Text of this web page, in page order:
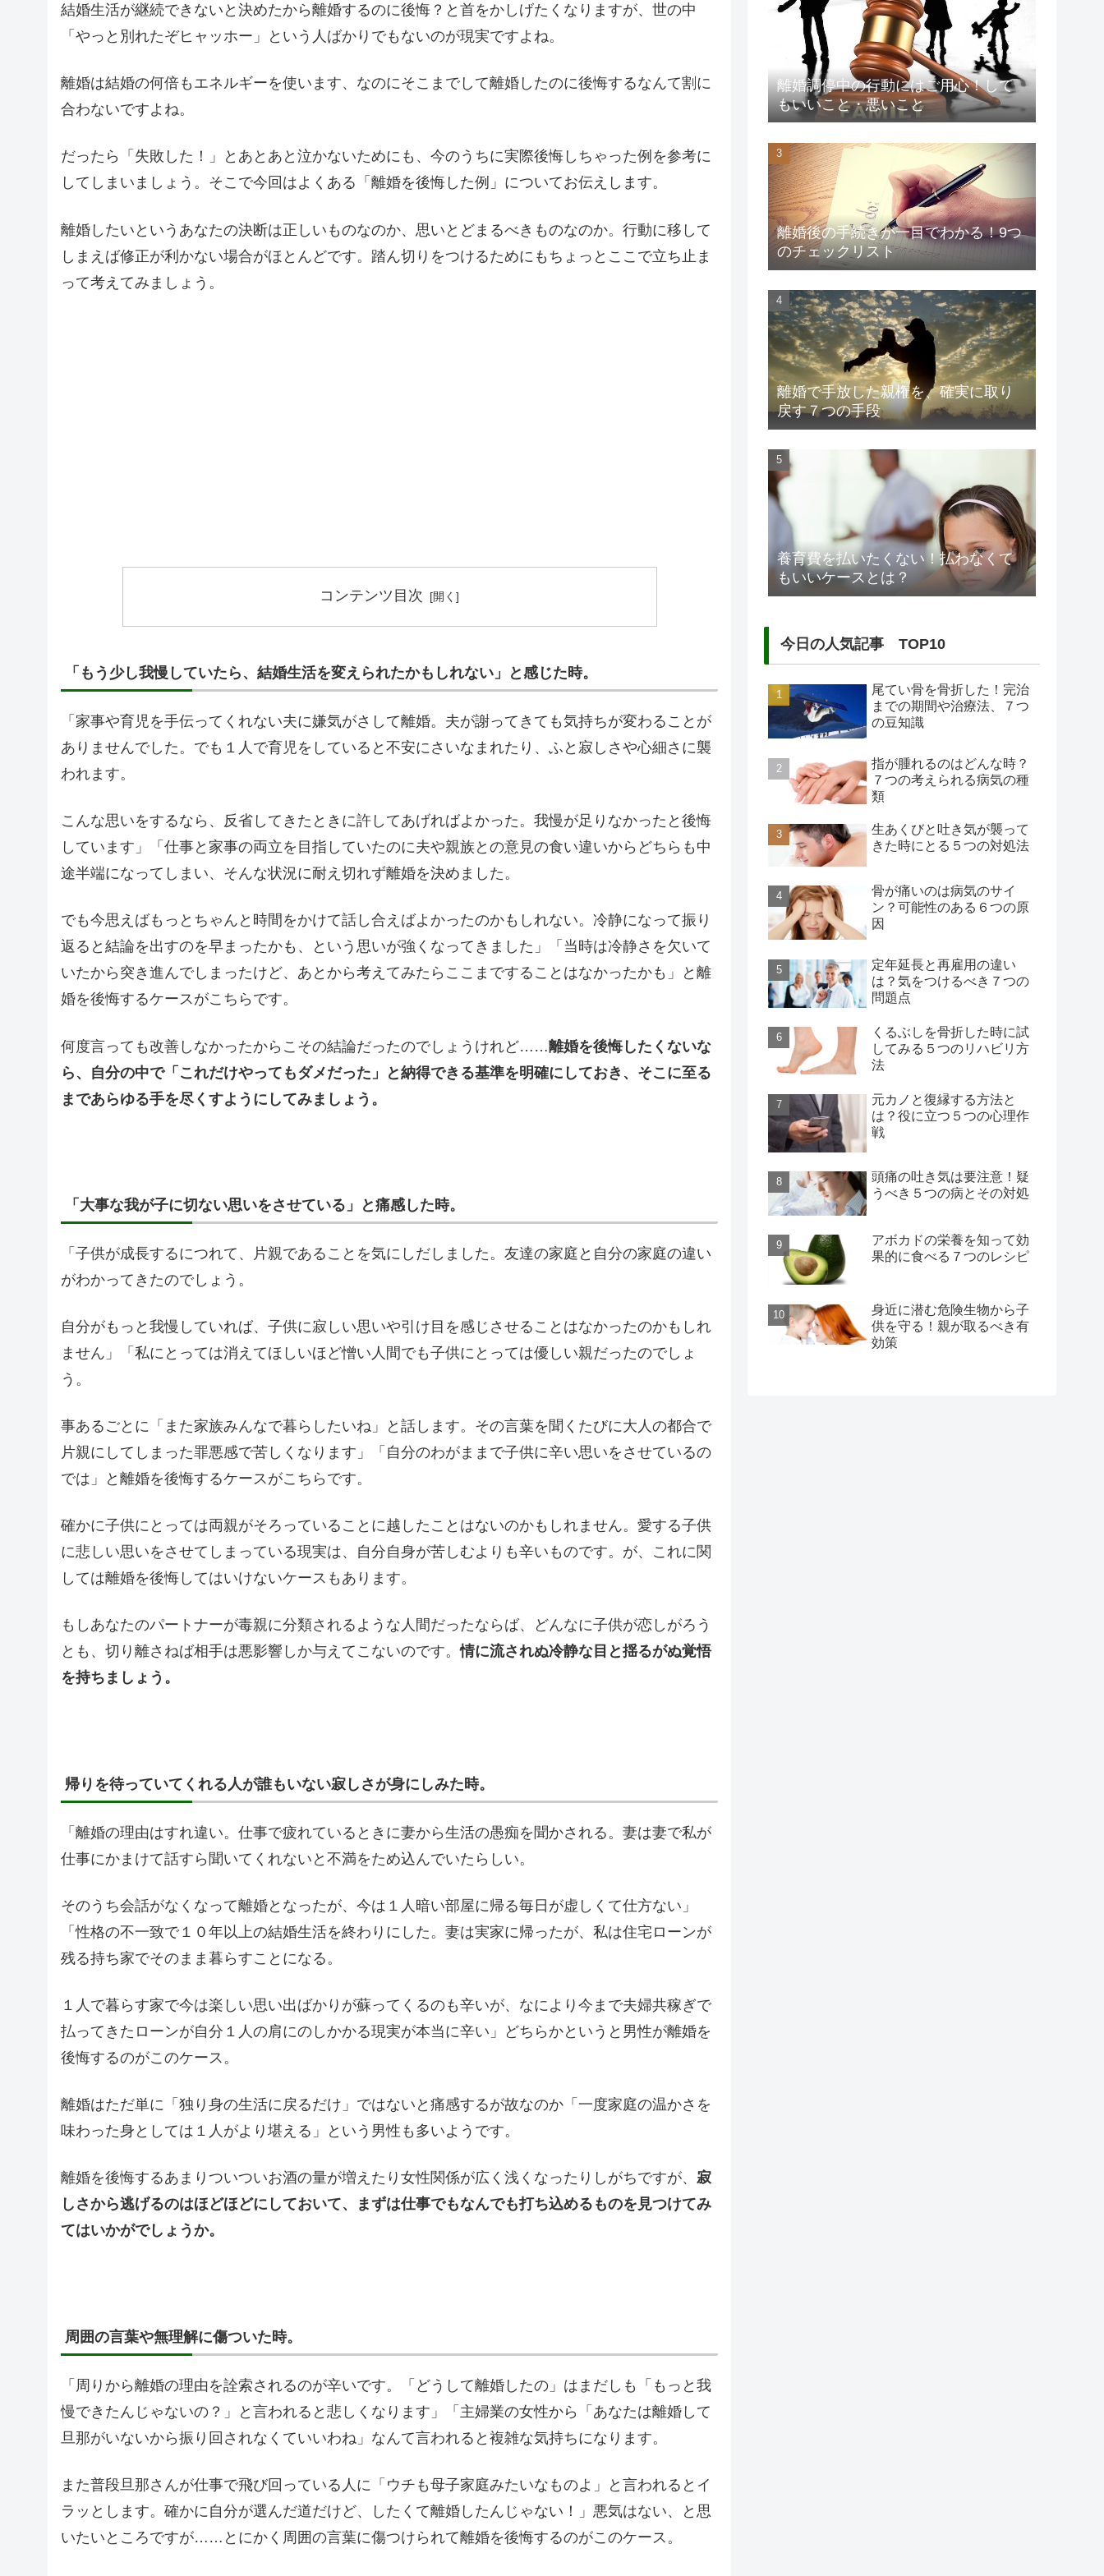
結婚生活が継続できないと決めたから離婚するのに後悔？と首をかしげたくなりますが、世の中
「やっと別れたぞヒャッホー」という人ばかりでもないのが現実ですよね。
離婚は結婚の何倍もエネルギーを使います、なのにそこまでして離婚したのに後悔するなんて割に
合わないですよね。
だったら「失敗した！」とあとあと泣かないためにも、今のうちに実際後悔しちゃった例を参考に
してしまいましょう。そこで今回はよくある「離婚を後悔した例」についてお伝えします。
離婚したいというあなたの決断は正しいものなのか、思いとどまるべきものなのか。行動に移して
しまえば修正が利かない場合がほとんどです。踏ん切りをつけるためにもちょっとここで立ち止ま
って考えてみましょう。
コンテンツ目次
「もう少し我慢していたら、結婚生活を変えられたかもしれない」と感じた時。
「家事や育児を手伝ってくれない夫に嫌気がさして離婚。夫が謝ってきても気持ちが変わることが
ありませんでした。でも１人で育児をしていると不安にさいなまれたり、ふと寂しさや心細さに襲
われます。
こんな思いをするなら、反省してきたときに許してあげればよかった。我慢が足りなかったと後悔
しています」「仕事と家事の両立を目指していたのに夫や親族との意見の食い違いからどちらも中
途半端になってしまい、そんな状況に耐え切れず離婚を決めました。
でも今思えばもっとちゃんと時間をかけて話し合えばよかったのかもしれない。冷静になって振り
返ると結論を出すのを早まったかも、という思いが強くなってきました」「当時は冷静さを欠いて
いたから突き進んでしまったけど、あとから考えてみたらここまですることはなかったかも」と離
婚を後悔するケースがこちらです。
何度言っても改善しなかったからこその結論だったのでしょうけれど……離婚を後悔したくないな
ら、自分の中で「これだけやってもダメだった」と納得できる基準を明確にしておき、そこに至る
まであらゆる手を尽くすようにしてみましょう。
「大事な我が子に切ない思いをさせている」と痛感した時。
「子供が成長するにつれて、片親であることを気にしだしました。友達の家庭と自分の家庭の違い
がわかってきたのでしょう。
自分がもっと我慢していれば、子供に寂しい思いや引け目を感じさせることはなかったのかもしれ
ません」「私にとっては消えてほしいほど憎い人間でも子供にとっては優しい親だったのでしょ
う。
事あるごとに「また家族みんなで暮らしたいね」と話します。その言葉を聞くたびに大人の都合で
片親にしてしまった罪悪感で苦しくなります」「自分のわがままで子供に辛い思いをさせているの
では」と離婚を後悔するケースがこちらです。
確かに子供にとっては両親がそろっていることに越したことはないのかもしれません。愛する子供
に悲しい思いをさせてしまっている現実は、自分自身が苦しむよりも辛いものです。が、これに関
しては離婚を後悔してはいけないケースもあります。
もしあなたのパートナーが毒親に分類されるような人間だったならば、どんなに子供が恋しがろう
とも、切り離さねば相手は悪影響しか与えてこないのです。情に流されぬ冷静な目と揺るがぬ覚悟
を持ちましょう。
帰りを待っていてくれる人が誰もいない寂しさが身にしみた時。
「離婚の理由はすれ違い。仕事で疲れているときに妻から生活の愚痴を聞かされる。妻は妻で私が
仕事にかまけて話すら聞いてくれないと不満をため込んでいたらしい。
そのうち会話がなくなって離婚となったが、今は１人暗い部屋に帰る毎日が虚しくて仕方ない」
「性格の不一致で１０年以上の結婚生活を終わりにした。妻は実家に帰ったが、私は住宅ローンが
残る持ち家でそのまま暮らすことになる。
１人で暮らす家で今は楽しい思い出ばかりが蘇ってくるのも辛いが、なにより今まで夫婦共稼ぎで
払ってきたローンが自分１人の肩にのしかかる現実が本当に辛い」どちらかというと男性が離婚を
後悔するのがこのケース。
離婚はただ単に「独り身の生活に戻るだけ」ではないと痛感するが故なのか「一度家庭の温かさを
味わった身としては１人がより堪える」という男性も多いようです。
離婚を後悔するあまりついついお酒の量が増えたり女性関係が広く浅くなったりしがちですが、 寂
しさから逃げるのはほどほどにしておいて、まずは仕事でもなんでも打ち込めるものを見つけてみ
てはいかがでしょうか。
周囲の言葉や無理解に傷ついた時。
「周りから離婚の理由を詮索されるのが辛いです。「どうして離婚したの」はまだしも「もっと我
慢できたんじゃないの？」と言われると悲しくなります」「主婦業の女性から「あなたは離婚して
旦那がいないから振り回されなくていいわね」なんて言われると複雑な気持ちになります。
また普段旦那さんが仕事で飛び回っている人に「ウチも母子家庭みたいなものよ」と言われるとイ
ラッとします。確かに自分が選んだ道だけど、したくて離婚したんじゃない！」悪気はない、と思
いたいところですが……とにかく周囲の言葉に傷つけられて離婚を後悔するのがこのケース。
離婚調停中の行動にはご用心！して
もいいこと・悪いこと
離婚後の手続きが一目でわかる！9つ
のチェックリスト
離婚で手放した親権を、確実に取り
戻す７つの手段
養育費を払いたくない！払わなくて
もいいケースとは？
今日の人気記事 TOP10
尾てい骨を骨折した！完治
までの期間や治療法、７つ
の豆知識
指が腫れるのはどんな時？
７つの考えられる病気の種
類
生あくびと吐き気が襲って
きた時にとる５つの対処法
骨が痛いのは病気のサイ
ン？可能性のある６つの原
因
定年延長と再雇用の違い
は？気をつけるべき７つの
問題点
くるぶしを骨折した時に試
してみる５つのリハビリ方
法
元カノと復縁する方法と
は？役に立つ５つの心理作
戦
頭痛の吐き気は要注意！疑
うべき５つの病とその対処
アボカドの栄養を知って効
果的に食べる７つのレシピ
身近に潜む危険生物から子
供を守る！親が取るべき有
効策